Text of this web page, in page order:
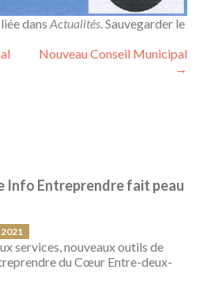
dans Actualités. Sauvegarder le
Nouveau Conseil Municipal
→
Info Entreprendre fait peau
services, nouveaux outils de
du Cœur Entre-deux-